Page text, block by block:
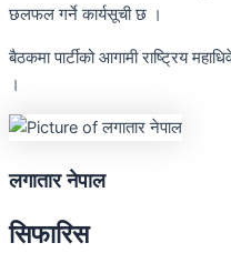
छलफल गर्ने कार्यसूची छ ।
बैठकमा पार्टीको आगामी राष्ट्रिय
।
लगातार नेपाल
सिफारिस